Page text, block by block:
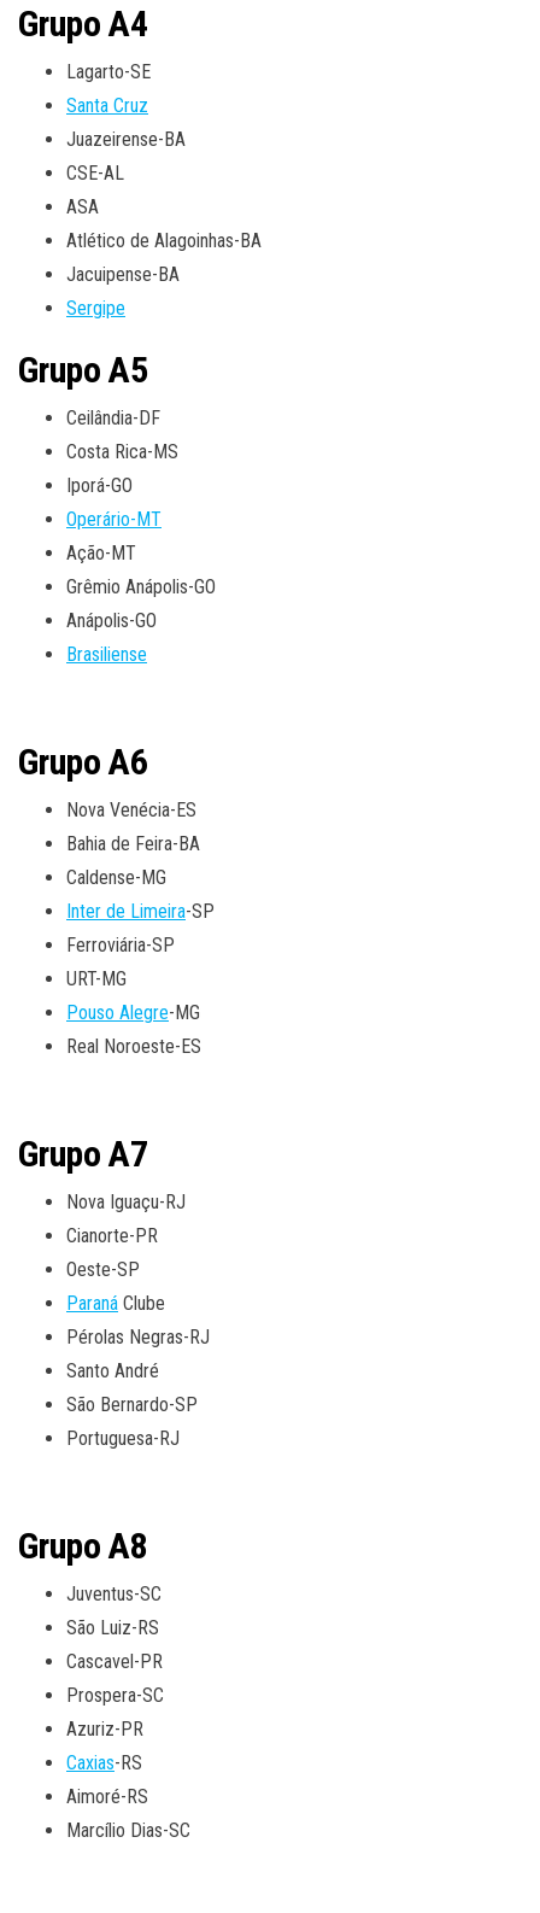
Grupo A4
Lagarto-SE
Santa Cruz
Juazeirense-BA
CSE-AL
ASA
Atlético de Alagoinhas-BA
Jacuipense-BA
Sergipe
Grupo A5
Ceilândia-DF
Costa Rica-MS
Iporá-GO
Operário-MT
Ação-MT
Grêmio Anápolis-GO
Anápolis-GO
Brasiliense
Grupo A6
Nova Venécia-ES
Bahia de Feira-BA
Caldense-MG
Inter de Limeira-SP
Ferroviária-SP
URT-MG
Pouso Alegre-MG
Real Noroeste-ES
Grupo A7
Nova Iguaçu-RJ
Cianorte-PR
Oeste-SP
Paraná Clube
Pérolas Negras-RJ
Santo André
São Bernardo-SP
Portuguesa-RJ
Grupo A8
Juventus-SC
São Luiz-RS
Cascavel-PR
Prospera-SC
Azuriz-PR
Caxias-RS
Aimoré-RS
Marcílio Dias-SC